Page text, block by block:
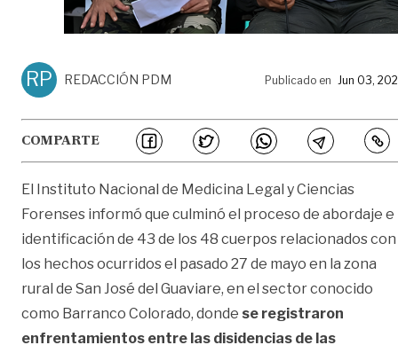
RP REDACCIÓN PDM Publicado en Jun 03,
COMPARTE
El Instituto Nacional de Medicina Legal y Ciencias
Forenses informó que culminó el proceso de abordaje e
identificación de 43 de los 48 cuerpos relacionados con
los hechos ocurridos el pasado 27 de mayo en la zona
rural de San José del Guaviare, en el sector conocido
como Barranco Colorado, donde se registraron
enfrentamientos entre las disidencias de las